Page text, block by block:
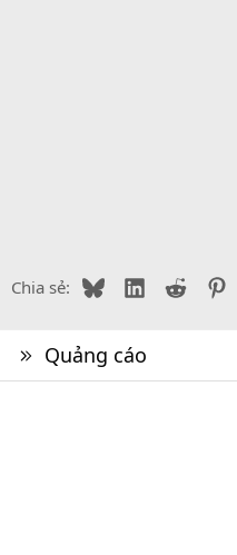
Chia sẻ: BlueskyLinkedIn
Reddit
Quảng cáo